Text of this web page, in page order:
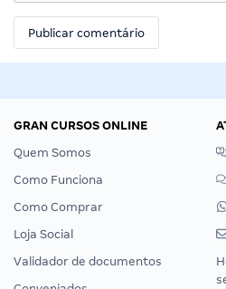
GRAN CURSOS ONLINE
Quem Somos
Como Funciona
Como Comprar
Loja Social
Validador de documentos